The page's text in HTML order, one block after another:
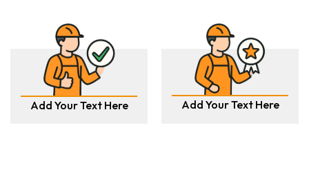
Add Your Text Here Add Your Text Here